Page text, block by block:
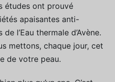
études ont prouvé
apaisantes anti-
l’Eau thermale d’Avène.
mettons, chaque jour, cet
de votre peau.